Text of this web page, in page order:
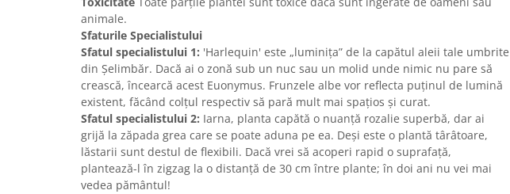
animale.
Sfaturile Specialistului
Sfatul specialistului 1: 'Harlequin' este „luminița” de la capătul aleii tale umbrite
din Șelimbăr. Dacă ai o zonă sub un nuc sau un molid unde nimic nu pare să
crească, încearcă acest Euonymus. Frunzele albe vor reflecta puținul de lumină
existent, făcând colțul respectiv să pară mult mai spațios și curat.
Sfatul specialistului 2: Iarna, planta capătă o nuanță rozalie superbă, dar ai
grijă la zăpada grea care se poate aduna pe ea. Deși este o plantă târâtoare,
lăstarii sunt destul de flexibili. Dacă vrei să acoperi rapid o suprafață,
plantează-l în zigzag la o distanță de 30 cm între plante; în doi ani nu vei mai
vedea pământul!